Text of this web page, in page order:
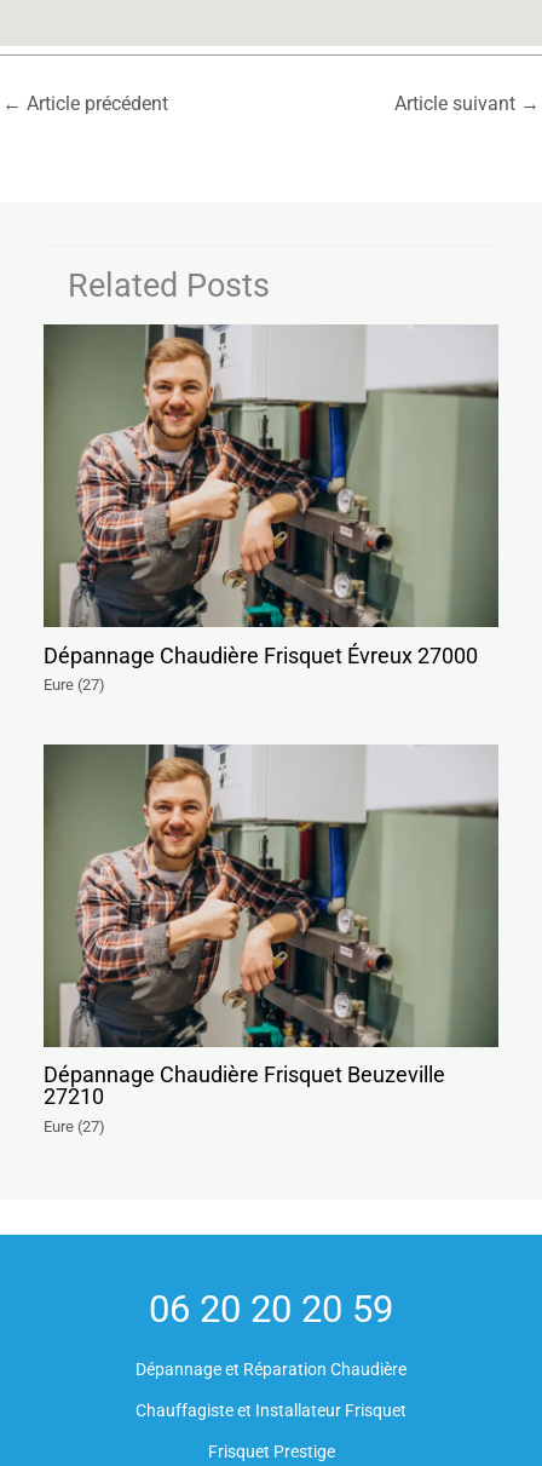
← Article précédent Article suivant →
Related Posts
Dépannage Chaudière Frisquet Évreux 27000
Eure (27)
Dépannage Chaudière Frisquet Beuzeville
27210
Eure (27)
06 20 20 20 59
Dépannage et Réparation Chaudière
Chauffagiste et Installateur Frisquet
Frisquet Prestige